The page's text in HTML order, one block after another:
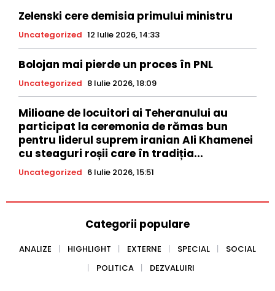
Zelenski cere demisia primului ministru
Uncategorized 12 Iulie 2026, 14:33
Bolojan mai pierde un proces în PNL
Uncategorized 8 Iulie 2026, 18:09
Milioane de locuitori ai Teheranului au
participat la ceremonia de rămas bun
pentru liderul suprem iranian Ali Khamenei
cu steaguri roșii care în tradiția...
Uncategorized 6 Iulie 2026, 15:51
Categorii populare
ANALIZE HIGHLIGHT EXTERNE SPECIAL
SOCIAL
POLITICA
DEZVALUIRI